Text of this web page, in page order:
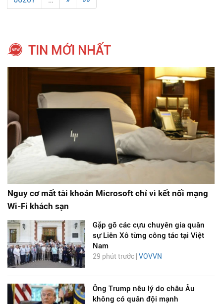
TIN MỚI NHẤT
Nguy cơ mất tài khoản Microsoft chỉ vì kết nối mạng
Wi-Fi khách sạn
Gặp gỡ các cựu chuyên gia quân
sự Liên Xô từng công tác tại Việt
Nam
29 phút trước | VOVVN
Ông Trump nêu lý do châu Âu
không có quân đội mạnh